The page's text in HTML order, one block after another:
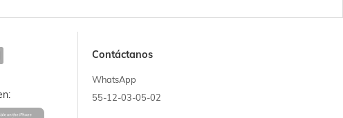
Contáctanos
WhatsApp
55-12-03-05-02